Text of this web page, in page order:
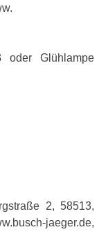
oder Glühlampe
2, 58513,
jaeger.de,